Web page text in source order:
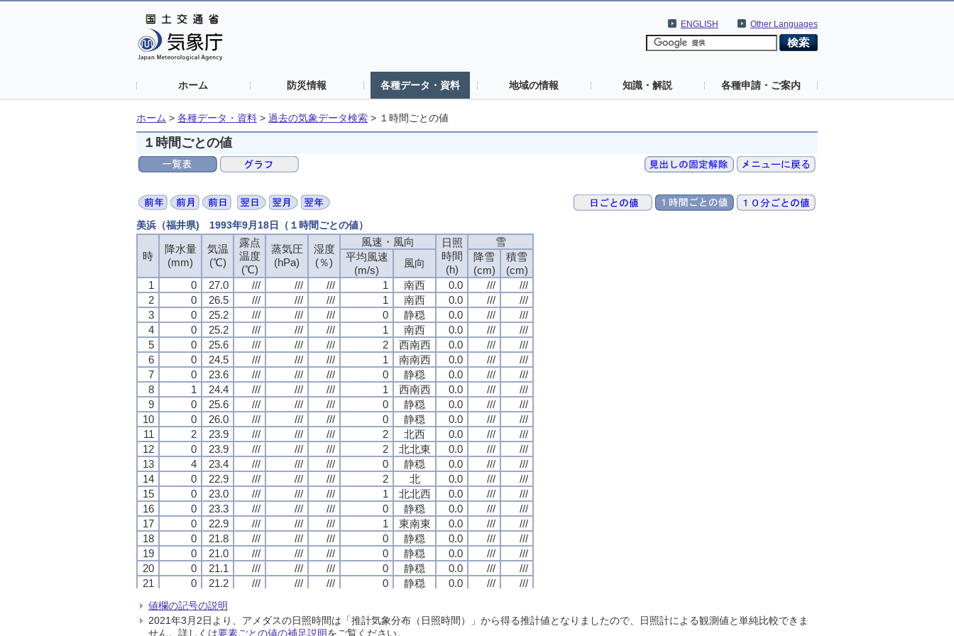
Other Languages
ENGLISH
ホーム 防災情報 各種データ・資料 地域の情報 知識・解説 各種申請・ご案内
ホーム > 各種データ・資料 > 過去の気象データ検索 > １時間ごとの値
１時間ごとの値
美浜（福井県) 1993年9月18日（１時間ごとの値）
時
降水量
(mm)
気温
(℃)
露点
温度
(℃)
蒸気圧
(hPa)
湿度
(％)
風速・風向
日照
時間
(h)
雪
平均風速
(m/s)
風向
降雪
(cm)
積雪
(cm)
1
0 27.0 /// /// /// 1 南西 0.0 ///
///
2
0 26.5 /// /// /// 1 南西 0.0 ///
///
3
0 25.2 /// /// /// 0 静穏 0.0 ///
///
4
0 25.2 /// /// /// 1 南西 0.0 ///
///
5
0 25.6 /// /// /// 2 西南西 0.0 ///
///
6
0 24.5 /// /// /// 1 南南西 0.0 ///
///
7
0 23.6 /// /// /// 0 静穏 0.0 ///
///
8
1 24.4 /// /// /// 1 西南西 0.0 ///
///
9
0 25.6 /// /// /// 0 静穏 0.0 ///
///
10
0 26.0 /// /// /// 0 静穏 0.0 ///
///
11
2 23.9 /// /// /// 2 北西 0.0 ///
///
12
0 23.9 /// /// /// 2 北北東 0.0 ///
///
13
4 23.4 /// /// /// 0 静穏 0.0 ///
///
14
0 22.9 /// /// /// 2 北 0.0 ///
///
15
0 23.0 /// /// /// 1 北北西 0.0 ///
///
16
0 23.3 /// /// /// 0 静穏 0.0 ///
///
17
0 22.9 /// /// /// 1 東南東 0.0 ///
///
18
0 21.8 /// /// /// 0 静穏 0.0 ///
///
19
0 21.0 /// /// /// 0 静穏 0.0 ///
///
20
0 21.1 /// /// /// 0 静穏 0.0 ///
///
21
0 21.2 /// /// /// 0 静穏 0.0 ///
///
21.9
23
0 21.2 南西
///
24
0 20.7 /// /// /// 0 静穏 0.0 /// ///
時
降水量
(mm)
気温
(℃)
露点
温度
(℃)
蒸気圧
(hPa)
湿度
(％)
風速・風向
日照
時間
(h)
雪
平均風速
(m/s)
風向
降雪
(cm)
積雪
(cm)
1
0 27.0 /// /// /// 1 南西 0.0 ///
///
2
0 26.5 /// /// /// 1 南西 0.0 ///
///
3
0 25.2 /// /// /// 0 静穏 0.0 ///
///
4
0 25.2 /// /// /// 1 南西 0.0 ///
///
5
0 25.6 /// /// /// 2 西南西 0.0 ///
///
6
0 24.5 /// /// /// 1 南南西 0.0 ///
///
7
0 23.6 /// /// /// 0 静穏 0.0 ///
///
8
1 24.4 /// /// /// 1 西南西 0.0 ///
///
9
0 25.6 /// /// /// 0 静穏 0.0 ///
///
10
0 26.0 /// /// /// 0 静穏 0.0 ///
///
11
2 23.9 /// /// /// 2 北西 0.0 ///
///
12
0 23.9 /// /// /// 2 北北東 0.0 ///
///
13
4 23.4 /// /// /// 0 静穏 0.0 ///
///
14
0 22.9 /// /// /// 2 北 0.0 ///
///
15
0 23.0 /// /// /// 1 北北西 0.0 ///
///
16
0 23.3 /// /// /// 0 静穏 0.0 ///
///
17
0 22.9 /// /// /// 1 東南東 0.0 ///
///
18
0 21.8 /// /// /// 0 静穏 0.0 ///
///
19
0 21.0 /// /// /// 0 静穏 0.0 ///
///
20
0 21.1 /// /// /// 0 静穏 0.0 ///
///
21
0 21.2 /// /// /// 0 静穏 0.0 ///
///
21.9
23
0 21.2 南西
///
24
0 20.7 /// /// /// 0 静穏 0.0 /// ///
時
降水量
(mm)
気温
(℃)
露点
温度
(℃)
蒸気圧
(hPa)
湿度
(％)
風速・風向
日照
時間
(h)
雪
平均風速
(m/s)
風向
降雪
(cm)
積雪
(cm)
1
0 27.0 /// /// /// 1 南西 0.0 ///
///
2
0 26.5 /// /// /// 1 南西 0.0 ///
///
3
0 25.2 /// /// /// 0 静穏 0.0 ///
///
4
0 25.2 /// /// /// 1 南西 0.0 ///
///
5
0 25.6 /// /// /// 2 西南西 0.0 ///
///
6
0 24.5 /// /// /// 1 南南西 0.0 ///
///
7
0 23.6 /// /// /// 0 静穏 0.0 ///
///
8
1 24.4 /// /// /// 1 西南西 0.0 ///
///
9
0 25.6 /// /// /// 0 静穏 0.0 ///
///
10
0 26.0 /// /// /// 0 静穏 0.0 ///
///
11
2 23.9 /// /// /// 2 北西 0.0 ///
///
12
0 23.9 /// /// /// 2 北北東 0.0 ///
///
13
4 23.4 /// /// /// 0 静穏 0.0 ///
///
14
0 22.9 /// /// /// 2 北 0.0 ///
///
15
0 23.0 /// /// /// 1 北北西 0.0 ///
///
16
0 23.3 /// /// /// 0 静穏 0.0 ///
///
17
0 22.9 /// /// /// 1 東南東 0.0 ///
///
18
0 21.8 /// /// /// 0 静穏 0.0 ///
///
19
0 21.0 /// /// /// 0 静穏 0.0 ///
///
20
0 21.1 /// /// /// 0 静穏 0.0 ///
///
21
0 21.2 /// /// /// 0 静穏 0.0 ///
///
21.9
23
0 21.2 南西
///
24
0 20.7 /// /// /// 0 静穏 0.0 /// ///
時
降水量
(mm)
気温
(℃)
露点
温度
(℃)
蒸気圧
(hPa)
湿度
(％)
風速・風向
日照
時間
(h)
雪
平均風速
(m/s)
風向
降雪
(cm)
積雪
(cm)
1
0 27.0 /// /// /// 1 南西 0.0 ///
///
2
0 26.5 /// /// /// 1 南西 0.0 ///
///
3
0 25.2 /// /// /// 0 静穏 0.0 ///
///
4
0 25.2 /// /// /// 1 南西 0.0 ///
///
5
0 25.6 /// /// /// 2 西南西 0.0 ///
///
6
0 24.5 /// /// /// 1 南南西 0.0 ///
///
7
0 23.6 /// /// /// 0 静穏 0.0 ///
///
8
1 24.4 /// /// /// 1 西南西 0.0 ///
///
9
0 25.6 /// /// /// 0 静穏 0.0 ///
///
10
0 26.0 /// /// /// 0 静穏 0.0 ///
///
11
2 23.9 /// /// /// 2 北西 0.0 ///
///
12
0 23.9 /// /// /// 2 北北東 0.0 ///
///
13
4 23.4 /// /// /// 0 静穏 0.0 ///
///
14
0 22.9 /// /// /// 2 北 0.0 ///
///
15
0 23.0 /// /// /// 1 北北西 0.0 ///
///
16
0 23.3 /// /// /// 0 静穏 0.0 ///
///
17
0 22.9 /// /// /// 1 東南東 0.0 ///
///
18
0 21.8 /// /// /// 0 静穏 0.0 ///
///
19
0 21.0 /// /// /// 0 静穏 0.0 ///
///
20
0 21.1 /// /// /// 0 静穏 0.0 ///
///
21
0 21.2 /// /// /// 0 静穏 0.0 ///
///
21.9
23
0 21.2 南西
///
24
0 20.7 /// /// /// 0 静穏 0.0 /// ///
値欄の記号の説明
2021年3月2日より、アメダスの日照時間は「推計気象分布（日照時間）」から得る推計値となりましたので、日照計による観測値と単純比較できま
せん。詳しくは要素ごとの値の補足説明をご覧ください。